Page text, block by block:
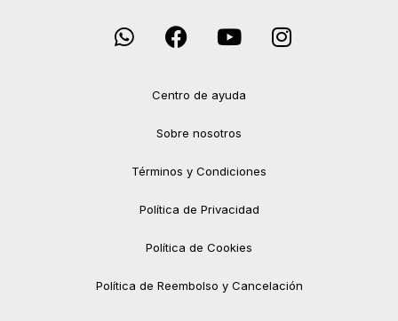
Centro de ayuda
Sobre nosotros
Términos y Condiciones
Política de Privacidad
Política de Cookies
Política de Reembolso y Cancelación